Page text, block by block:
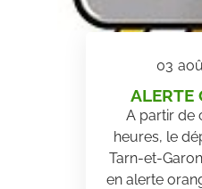
03
ALERTE
A partir de
heures, le
Tarn-et-
en alerte